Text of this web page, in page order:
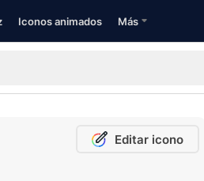
Iconos animados Más
Editar icono